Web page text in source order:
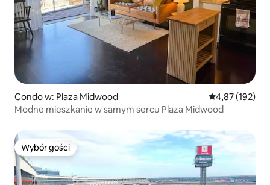
Condo w: Plaza Midwood Średnia
4,87 (192)
Modne mieszkanie w samym sercu Plaza Midwood
Wybór gości
Wybór gości